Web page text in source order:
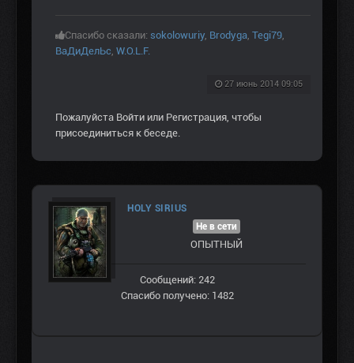
Спасибо сказали: sokolowuriy, Brodyga, Tegi79,
ВаДиДелЬс, W.O.L.F.
27 июнь 2014 09:05
Пожалуйста Войти или Регистрация, чтобы
присоединиться к беседе.
HOLY SIRIUS
Не в сети
ОПЫТНЫЙ
Сообщений: 242
Спасибо получено: 1482